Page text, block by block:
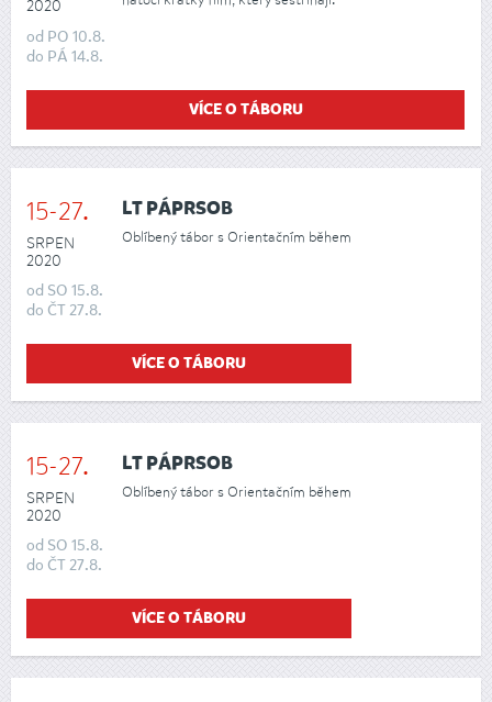
2020
od PO 10.8.
do PÁ 14.8.
VÍCE O TÁBORU
15-27.
SRPEN
2020
od SO 15.8.
do ČT27.8.
LT PÁPRSOB
Oblíbený tábor s Orientačním během
VÍCE O TÁBORU
15-27.
SRPEN
2020
od SO 15.8.
do ČT27.8.
LT PÁPRSOB
Oblíbený tábor s Orientačním během
VÍCE O TÁBORU